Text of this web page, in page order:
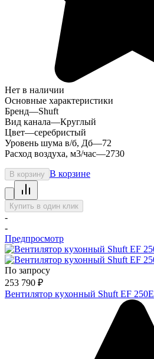
Нет в наличии
Основные характеристики
Бренд—Shuft
Вид канала—Круглый
Цвет—серебристый
Уровень шума в/б, Дб—72
Расход воздуха, м3/час—2730
В корзину В корзине
Купить в один клик
-
-
Предпросмотр
По запросу
253 790 ₽
Вентилятор кухонный Shuft EF 250E